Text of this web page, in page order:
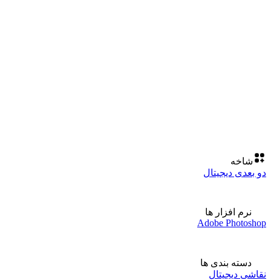
شاخه
دو بعدی دیجیتال
نرم افزار ها
Adobe Photoshop
دسته بندی ها
نقاشی دیجیتال